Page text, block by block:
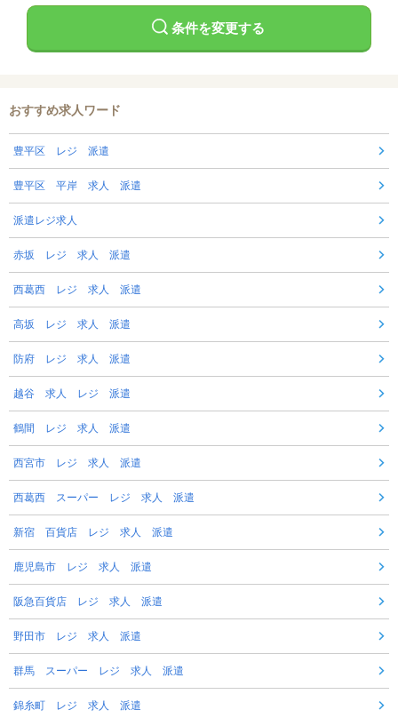
条件を変更する
おすすめ求人ワード
豊平区 レジ 派遣
豊平区 平岸 求人 派遣
派遣レジ求人
赤坂 レジ 求人 派遣
西葛西 レジ 求人 派遣
高坂 レジ 求人 派遣
防府 レジ 求人 派遣
越谷 求人 レジ 派遣
鶴間 レジ 求人 派遣
西宮市 レジ 求人 派遣
西葛西 スーパー レジ 求人 派遣
新宿 百貨店 レジ 求人 派遣
鹿児島市 レジ 求人 派遣
阪急百貨店 レジ 求人 派遣
野田市 レジ 求人 派遣
群馬 スーパー レジ 求人 派遣
錦糸町 レジ 求人 派遣